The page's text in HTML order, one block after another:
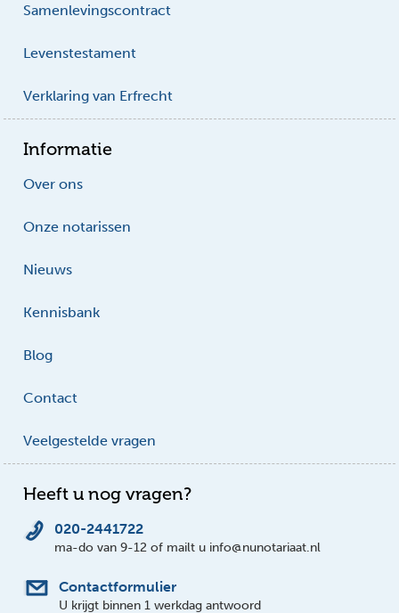
Samenlevingscontract
Levenstestament
Verklaring van Erfrecht
Informatie
Over ons
Onze notarissen
Nieuws
Kennisbank
Blog
Contact
Veelgestelde vragen
Heeft u nog vragen?
020-2441722
ma-do van 9-12 of mailt u info@nunotariaat.nl
Contactformulier
U krijgt binnen 1 werkdag antwoord